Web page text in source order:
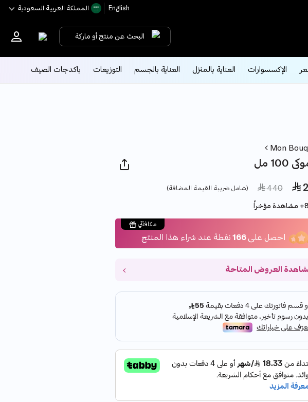
English اﻟﻤﻤﻠﻜﺔ اﻟﻌﺮﺑﻴﺔ اﻟﺴﻌﻮدﻳﺔ
البحث عن منتج أو ماركة
الإكسسوارات العناية بالمنزل العناية بالجسم التوزيعات باكدجات الصيف
Mon
مل

Price reduced from
 440
to (شامل ضريبة القيمة المضافة)
مكافآتي
احصل على166نقطة عند شراء هذا المنتج
العروض المتاحة